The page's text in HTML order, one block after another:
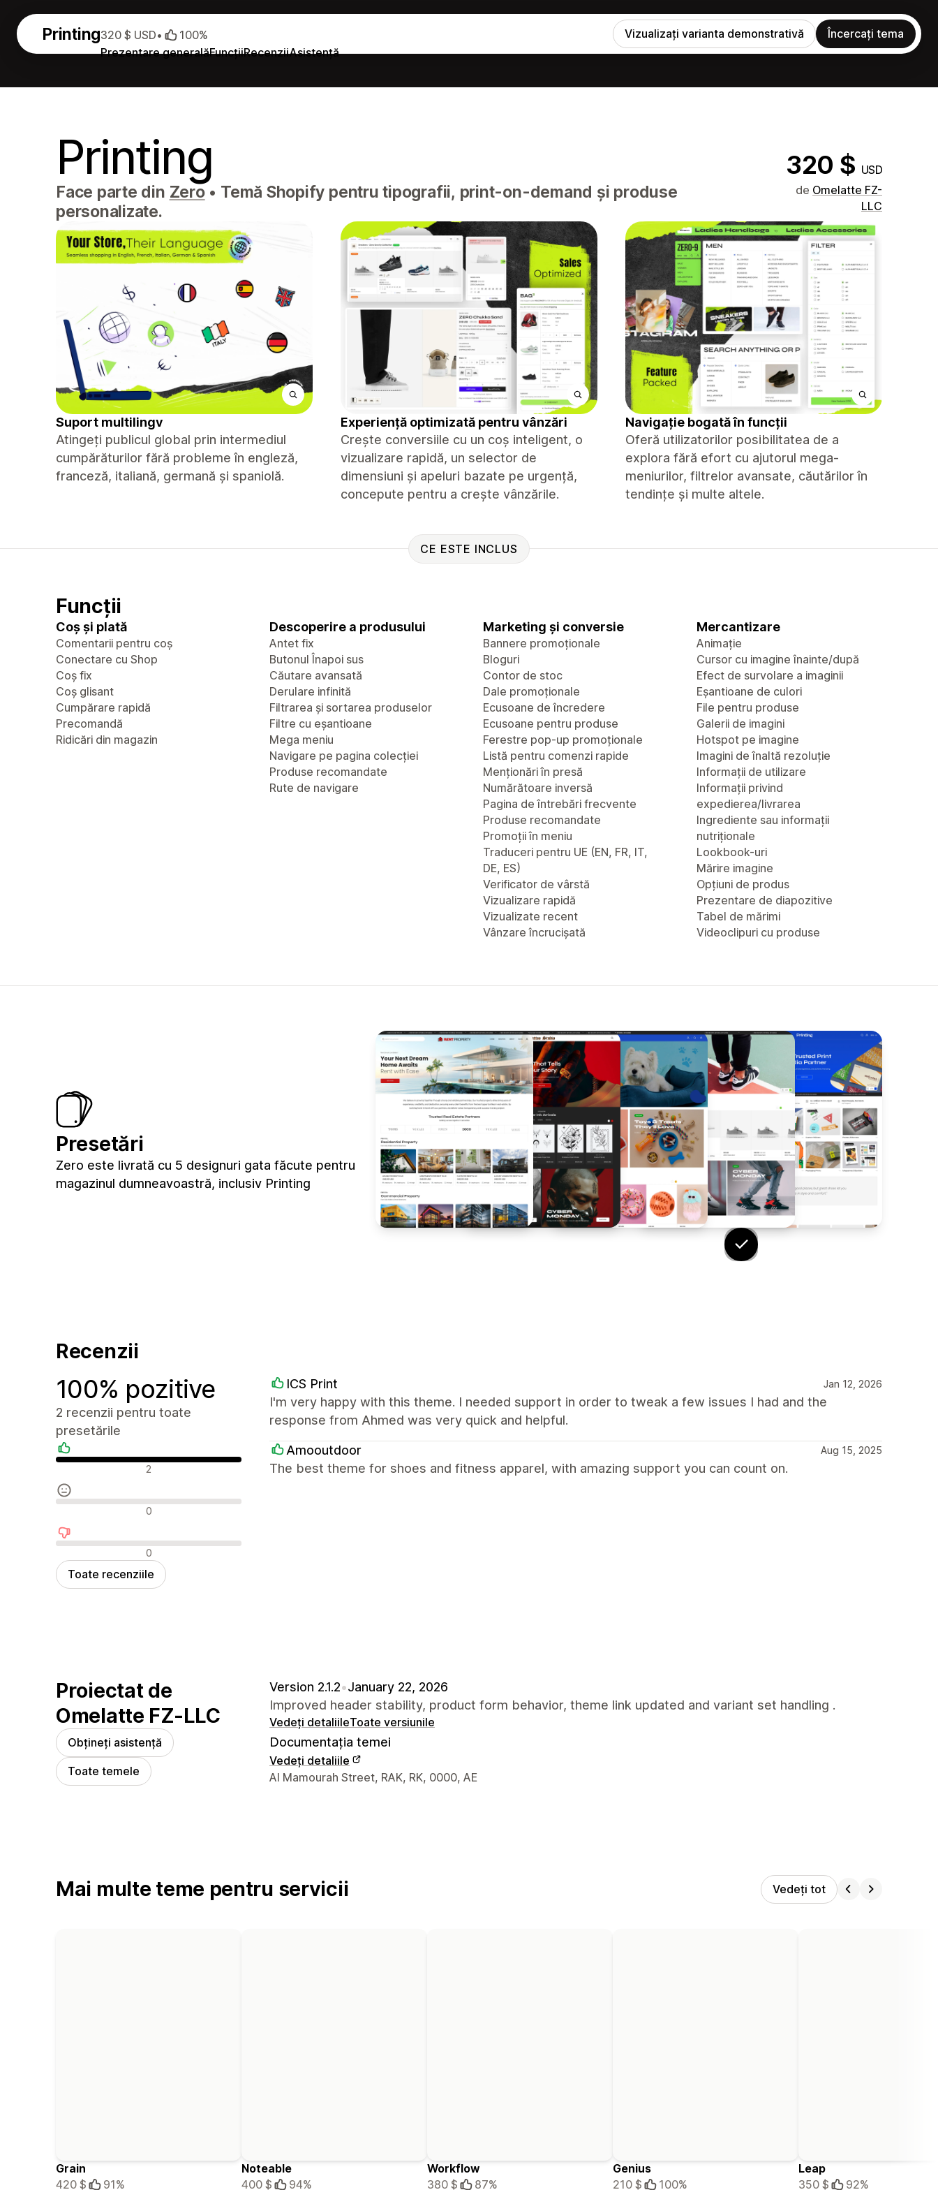
Printing
Prezentare generalăFuncțiiRecenziiAsistență
320 $ USD• 100% Vizualizați varianta demonstrativă Încercați tema
Printing 320 $ USD
Face parte din Zero • Temă Shopify pentru tipografii, print-on-demand și produse
personalizate.
de Omelatte FZ-
LLC
Suport multilingv
Atingeți publicul global prin intermediul
cumpărăturilor fără probleme în engleză,
franceză, italiană, germană și spaniolă.
Experiență optimizată pentru vânzări
Crește conversiile cu un coș inteligent, o
vizualizare rapidă, un selector de
dimensiuni și apeluri bazate pe urgență,
concepute pentru a crește vânzările.
Navigație bogată în funcții
Oferă utilizatorilor posibilitatea de a
explora fără efort cu ajutorul mega-
meniurilor, filtrelor avansate, căutărilor în
tendințe și multe altele.
CE ESTE INCLUS
Funcții
Coș și plată
Comentarii pentru coș
Conectare cu Shop
Coș fix
Coș glisant
Cumpărare rapidă
Precomandă
Ridicări din magazin
Descoperire a produsului
Antet fix
Butonul Înapoi sus
Căutare avansată
Derulare infinită
Filtrarea și sortarea produselor
Filtre cu eșantioane
Mega meniu
Navigare pe pagina colecției
Produse recomandate
Rute de navigare
Marketing și conversie
Bannere promoționale
Bloguri
Contor de stoc
Dale promoționale
Ecusoane de încredere
Ecusoane pentru produse
Ferestre pop-up promoționale
Listă pentru comenzi rapide
Menționări în presă
Numărătoare inversă
Pagina de întrebări frecvente
Produse recomandate
Promoții în meniu
Traduceri pentru UE (EN, FR, IT,
DE, ES)
Verificator de vârstă
Vizualizare rapidă
Vizualizate recent
Vânzare încrucișată
Mercantizare
Animație
Cursor cu imagine înainte/după
Efect de survolare a imaginii
Eșantioane de culori
File pentru produse
Galerii de imagini
Hotspot pe imagine
Imagini de înaltă rezoluție
Informații de utilizare
Informații privind
expedierea/livrarea
Ingrediente sau informații
nutriționale
Lookbook-uri
Mărire imagine
Opțiuni de produs
Prezentare de diapozitive
Tabel de mărimi
Videoclipuri cu produse
Presetări
Zero este livrată cu 5 designuri gata făcute pentru
magazinul dumneavoastră, inclusiv Printing
Recenzii
100% pozitive
2 recenzii pentru toate
presetările
Recenzii pozitive 2
Recenzii neutre 0
Recenzii negative0
Toate recenziile
ICS Print Jan 12, 2026
I'm very happy with this theme. I needed support in order to tweak a few issues I had and the
response from Ahmed was very quick and helpful.
Amooutdoor Aug 15, 2025
The best theme for shoes and fitness apparel, with amazing support you can count on.
Proiectat de
Omelatte FZ-LLC
Obțineți asistență
Toate temele
Version 2.1.2•January 22, 2026
Improved header stability, product form behavior, theme link updated and variant set handling .
Vedeți detaliileToate versiunile
Documentația temei
Vedeți detaliile
Detaliile de contact ale designerului
Al Mamourah Street, RAK, RK, 0000, AE
Mai multe teme pentru servicii Vedeți tot
Grain
420 $
91%
Noteable
400 $
94%
Workflow
380 $
87%
Genius
210 $
100%
Leap
350 $
92%